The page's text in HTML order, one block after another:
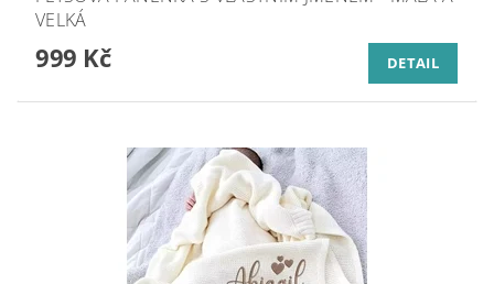
VELKÁ
999 Kč DETAIL